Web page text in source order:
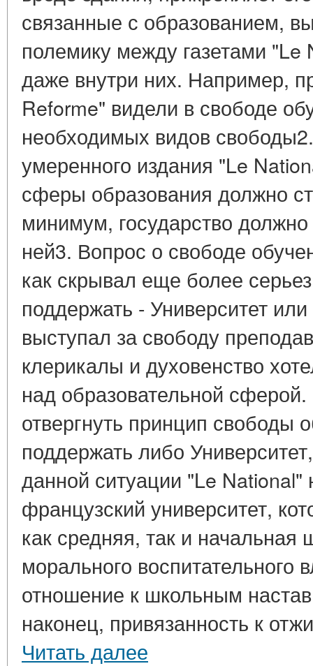
связанные с образованием,
полемику между газетами
даже внутри них. Например,
Reforme" видели в свободе
необходимых видов
умеренного издания "Le
сферы образования должно
минимум, государство
ней3. Вопрос о свободе
как скрывал еще более
поддержать - Университет
выступал за свободу
клерикалы и духовенство
над образовательной
отвергнуть принцип свободы
поддержать либо
данной ситуации "Le National"
французский университет,
как средняя, так и начальная
морального воспитательного
отношение к школьным
наконец, привязанность к
Читать далее